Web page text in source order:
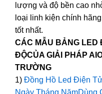
lượng và độ bền cao
loại linh kiện chính
tốt nhất.
CÁC MẪU BẢNG LED
ĐỘCỦA GIẢI PHÁP
TRƯỜNG
1) Đồng Hồ Led Điện
Ngày Tháng NămDùng